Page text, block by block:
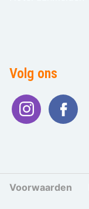
Volg ons
Voorwaarden